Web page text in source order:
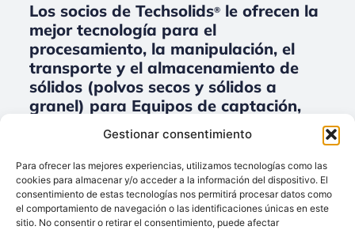
Gestionar consentimiento
Para ofrecer las mejores experiencias, utilizamos tecnologías como las
cookies para almacenar y/o acceder a la información del dispositivo. El
consentimiento de estas tecnologías nos permitirá procesar datos como
el comportamiento de navegación o las identificaciones únicas en este
sitio. No consentir o retirar el consentimiento, puede afectar
Los socios de Techsolids®le ofrecen la
mejor tecnología para el
procesamiento, la manipulación, el
transporte y el almacenamiento de
sólidos (polvos secos y sólidos a
granel) para Equipos de captación,
filtración y tratamiento
medioambiental.
No data was found